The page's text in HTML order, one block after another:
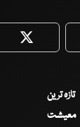
Twitter
تازہ ترین
معیشت